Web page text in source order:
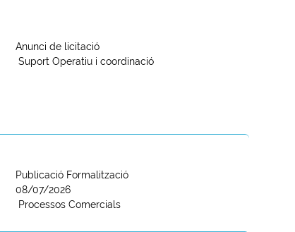
Anunci de licitació
Suport Operatiu i coordinació
Publicació Formalització
08/07/2026
Processos Comercials